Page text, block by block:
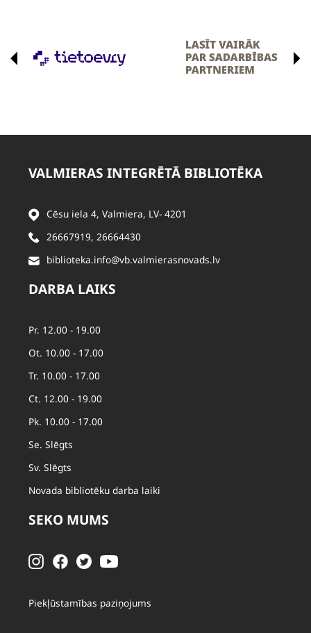
VALMIERAS INTEGRĒTĀ BIBLIOTĒKA
Cēsu iela 4, Valmiera, LV- 4201
26667919, 26664430
biblioteka.info@vb.valmierasnovads.lv
DARBA LAIKS
Pr. 12.00 - 19.00
Ot. 10.00 - 17.00
Tr. 10.00 - 17.00
Ct. 12.00 - 19.00
Pk. 10.00 - 17.00
Se. Slēgts
Sv. Slēgts
Novada bibliotēku darba laiki
SEKO MUMS
Piekļūstamības paziņojums